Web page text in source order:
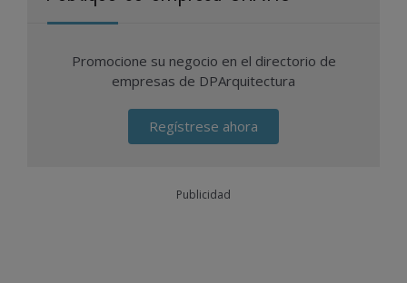
Promocione su negocio en el directorio de
empresas de DPArquitectura
Regístrese ahora
Publicidad